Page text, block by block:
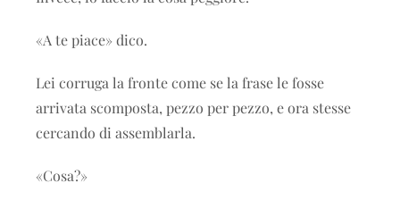
«A te piace» dico.
Lei corruga la fronte come se la frase le fosse
arrivata scomposta, pezzo per pezzo, e ora stesse
cercando di assemblarla.
«Cosa?»